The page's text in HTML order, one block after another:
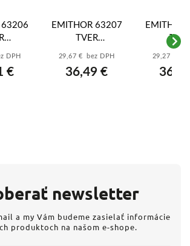
63206
DPH
€
EMITHOR 63207
TVER
LED/30W,4000K,IP65,
29,67 € bez DPH
36,49 €
EMITHOR
LED/
29,27 €
newsletter
a my Vám budeme zasielať informácie
produktoch na našom e-shope.